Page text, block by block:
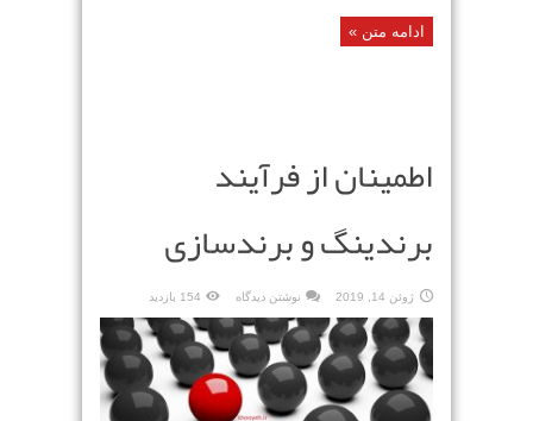
ادامه متن »
اطمینان از فرآیند
برندینگ و برندسازی
ژوئن 14, 2019 نوشتن دیدگاه 154 بازدید